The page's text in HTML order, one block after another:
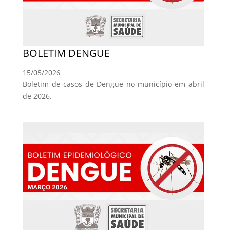
BOLETIM DENGUE
15/05/2026
Boletim de casos de Dengue no município em abril
de 2026.